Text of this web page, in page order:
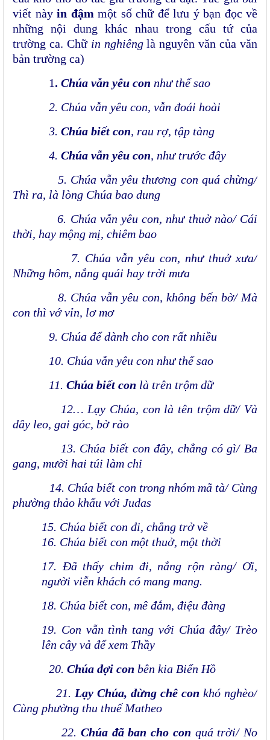
viết này in đậm một số chữ để lưu ý bạn đọc về
những nội dung khác nhau trong cấu tứ của
trường ca. Chữ in nghiênglà nguyên văn của văn
bản trường ca)
1. Chúa vẫn yêu con như thế sao
2. Chúa vẫn yêu con, vẫn đoái hoài
3. Chúa biết con, rau rợ, tập tàng
4. Chúa vẫn yêu con, như trước đây
5. Chúa vẫn yêu thương con quá chừng/
Thì ra, là lòng Chúa bao dung
6. Chúa vẫn yêu con, như thuở nào/ Cái
thời, hay mộng mị, chiêm bao
7. Chúa vẫn yêu con, như thuở xưa/
Những hôm, nắng quái hay trời mưa
8. Chúa vẫn yêu con, không bến bờ/ Mà
con thì vớ vỉn, lơ mơ
9. Chúa để dành cho con rất nhiều
10. Chúa vẫn yêu con như thế sao
11. Chúa biết con là trên trộm dữ
12… Lạy Chúa, con là tên trộm dữ/ Và
dây leo, gai góc, bờ rào
13. Chúa biết con đây, chẳng có gì/ Ba
gang, mười hai túi làm chi
14. Chúa biết con trong nhóm mã tà/ Cùng
phường thảo khấu với Judas
15. Chúa biết con đi, chẳng trở về
16. Chúa biết con một thuở, một thời
17. Đã thấy chim đi, nắng rộn ràng/ Ơi,
người viễn khách có mang mang.
18. Chúa biết con, mê đắm, điệu đàng
19. Con vẫn tình tang với Chúa đây/ Trèo
lên cây vả để xem Thầy
20. Chúa đợi con bên kia Biển Hồ
21. Lạy Chúa, đừng chê con khó nghèo/
Cùng phường thu thuế Matheo
22. Chúa đã ban cho con quá trời/ No